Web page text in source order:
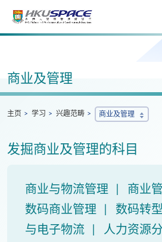
Main
商业及管理
主页 学习 兴趣范畴 商业及管理
发掘商业及管理的科目
商业与物流管理
商业
数码商业管理
数码转型
与电子物流
人力资源